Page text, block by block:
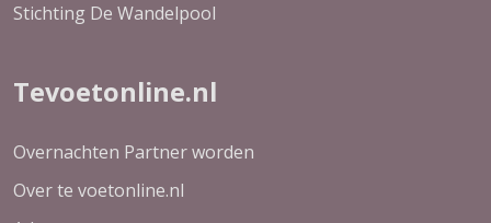
Stichting De Wandelpool
Tevoetonline.nl
Overnachten Partner worden
Over te voetonline.nl